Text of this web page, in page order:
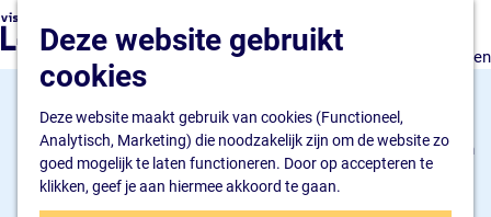
Deze website gebruikt
cookies
Deze website maakt gebruik van cookies (Functioneel,
Analytisch, Marketing) die noodzakelijk zijn om de website zo
goed mogelijk te laten functioneren. Door op accepteren te
klikken, geef je aan hiermee akkoord te gaan.
a
n
a
a
r
d
e
h
K
a
t
Z
o
e
n
M
u
Kunst en cultuur
Winkelen en ontspannen
Overnachten
Bijzonder overnachten
Hotel
Camping